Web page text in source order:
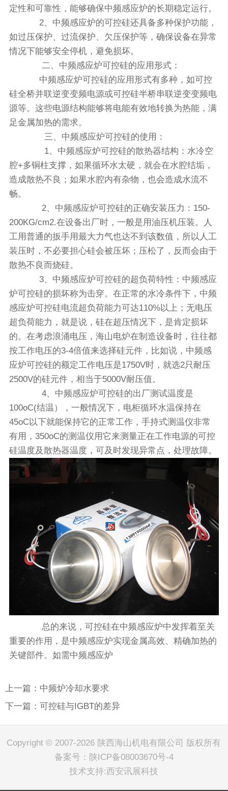
定性和可靠性，能够确保中频感应炉的长期稳定运行。
2、中频感应炉的可控硅还具备多种保护功能，
如过压保护、过流保护、欠压保护等，确保设备在异常
情况下能够安全停机，避免损坏。
二、中频感应炉可控硅的应用形式：
中频感应炉可控硅的应用形式有多种，如可控
硅全桥并联逆变变频电源或可控硅半桥串联逆变变频电
源等。这些电源结构能够将电能有效地转换为热能，满
足金属加热的需求。
三、中频感应炉可控硅的使用：
1、中频感应炉可控硅的散热器结构：水冷空
腔+多铜柱支撑，如果循环水太硬，就会在水腔结垢，
造成散热不良；如果水腔内有杂物，也会造成水流不
畅。
2、中频感应炉可控硅的正确安装压力：150-
200KG/cm2.在设备出厂时，一般是用油压机压装。人
工用普通的扳手用最大力气也达不到该数值，所以人工
装压时，不必要担心硅会被压坏；压松了，反而会由于
散热不良而烧硅。
3、中频感应炉可控硅的超负荷特性：中频感应
炉可控硅的损坏称为击穿。在正常的水冷条件下，中频
感应炉可控硅电流超负荷能力可达110%以上；无电压
超负荷能力，就是说，硅在超压情况下，是肯定损坏
的。在考虑浪涌电压，海山电炉在制造设备时，往往都
按工作电压的3-4倍值来选择硅元件，比如说，中频感
应炉可控硅的额定工作电压是1750V时，就选2只耐压
2500V的硅元件，相当于5000V耐压值。
4、中频感应炉可控硅的出厂测试温度是
100oC(结温），一般情况下，电柜循环水温保持在
45oC以下就能保持它的正常工作，手持式测温仪非常
有用，350oC的测温仪用它来测量正在工作电源的可控
硅温度及散热器温度，可及时发现异常点，处理故障。
总的来说，可控硅在中频感应炉中发挥着至关
重要的作用，是中频感应炉实现金属高效、精确加热的
关键部件。如需中频感应炉
上一篇：中频炉冷却水要求
下一篇：可控硅与IGBT的差异
Copyright © 2007-2026 陕西海山机电有限公司 版权所有
备案号： 陕ICP备08003670号-4
技术支持: 西安讯展科技